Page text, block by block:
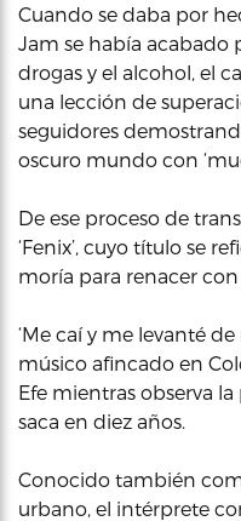
Cuando se daba por
Jam se había acabado
drogas y el alcohol, el
una lección de
seguidores
oscuro mundo con
De ese proceso de
‘Fenix’, cuyo título se
moría para renacer con
‘Me caí y me levanté
músico afincado en
Efe mientras observa
saca en diez años.
Conocido también
urbano, el intérprete